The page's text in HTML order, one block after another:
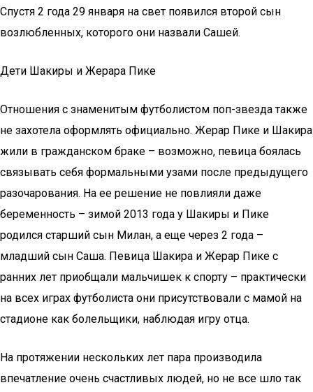
Спустя 2 года 29 января на свет появился второй сын
возлюбленных, которого они назвали Сашей.
Дети Шакиры и Жерара Пике
Отношения с знаменитым футболистом поп-звезда также
не захотела оформлять официально. Жерар Пике и Шакира
жили в гражданском браке – возможно, певица боялась
связывать себя формальными узами после предыдущего
разочарования. На ее решение не повлияли даже
беременность – зимой 2013 года у Шакиры и Пике
родился старший сын Милан, а еще через 2 года –
младший сын Саша. Певица Шакира и Жерар Пике с
ранних лет приобщали мальчишек к спорту – практически
на всех играх футболиста они присутствовали с мамой на
стадионе как болельщики, наблюдая игру отца.
На протяжении нескольких лет пара производила
впечатление очень счастливых людей, но не все шло так